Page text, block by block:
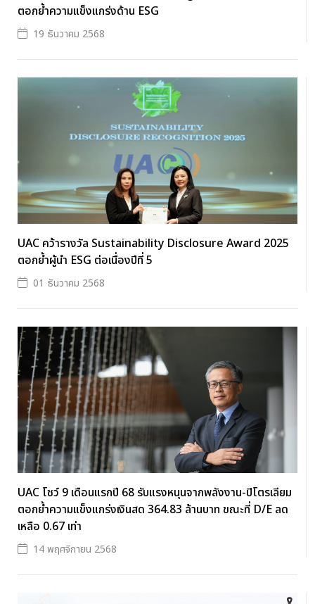
ตอกย้ำความแข็งแกร่งด้าน ESG
19 ธันวาคม 2568
UAC คว้ารางวัล Sustainability Disclosure Award 2025
ตอกย้ำผู้นำ ESG ต่อเนื่องปีที่ 5
01 ธันวาคม 2568
UAC โชว์ 9 เดือนแรกปี 68 รับแรงหนุนจากพลังงาน-ปิโตรเลียม
ตอกย้ำความแข็งแกร่งเงินสด 364.83 ล้านบาท ขณะที่ D/E ลด
เหลือ 0.67 เท่า
14 พฤศจิกายน 2568